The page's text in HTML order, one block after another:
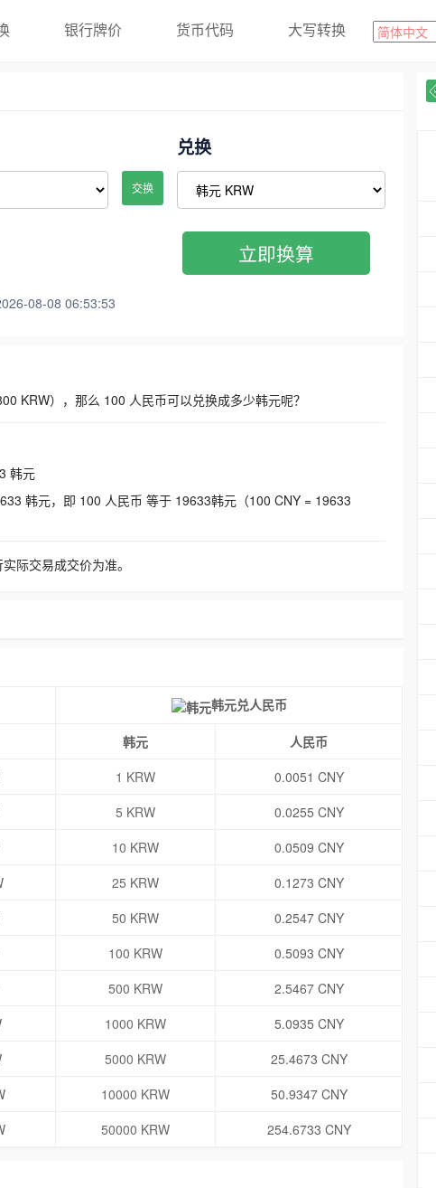
银行牌价 货币代码 大写转换
交换
兑换
08-08 06:53:53
立即换算
KRW），那么 100 人民币可以兑换成多少韩元呢？
韩元
韩元，即 100 人民币 等于 19633韩元（100 CNY = 19633
际交易成交价为准。
韩元兑人民币
韩元
人民币
1 KRW
0.0051 CNY
5 KRW
0.0255 CNY
10 KRW
0.0509 CNY
25 KRW
0.1273 CNY
50 KRW
0.2547 CNY
100 KRW
0.5093 CNY
500 KRW
2.5467 CNY
1000 KRW
5.0935 CNY
5000 KRW
25.4673 CNY
10000 KRW
50.9347 CNY
50000 KRW 254.6733 CNY